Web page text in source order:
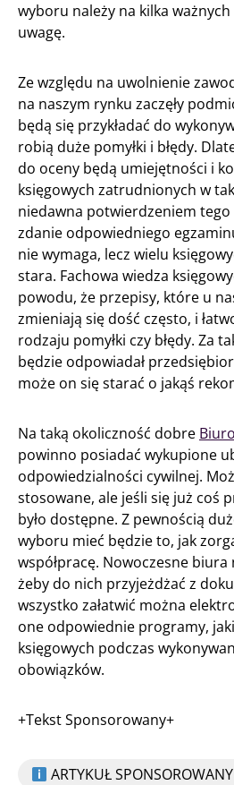
wyboru należy na kilka
uwagę.
Ze względu na uwolnienie
na naszym rynku zaczęły
będą się przykładać do
robią duże pomyłki i błędy.
do oceny będą umiejętności i
księgowych zatrudnionych w
niedawna potwierdzeniem tego
zdanie odpowiedniego
nie wymaga, lecz wielu
stara. Fachowa wiedza
powodu, że przepisy, które u
zmieniają się dość często, i
rodzaju pomyłki czy błędy. Za
będzie odpowiadał
może on się starać o jakąś
Na taką okoliczność dobre
powinno posiadać wykupione
odpowiedzialności cywilnej.
stosowane, ale jeśli się już coś
było dostępne. Z pewnością
wyboru mieć będzie to, jak
współpracę. Nowoczesne biura
żeby do nich przyjeżdżać z
wszystko załatwić można
one odpowiednie programy,
księgowych podczas
obowiązków.
+Tekst Sponsorowany+
ARTYKUŁ SPONSOROWANY